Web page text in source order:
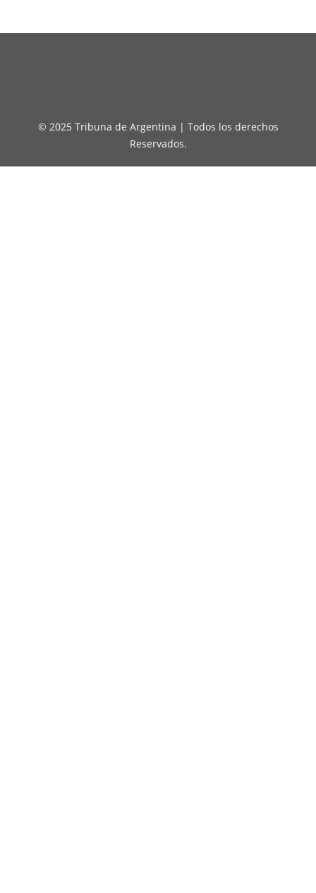
© 2025 Tribuna de Argentina | Todos los derechos
Reservados.